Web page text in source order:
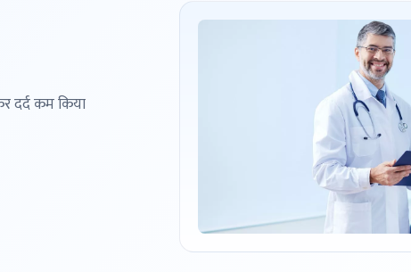
दर्द कम किया